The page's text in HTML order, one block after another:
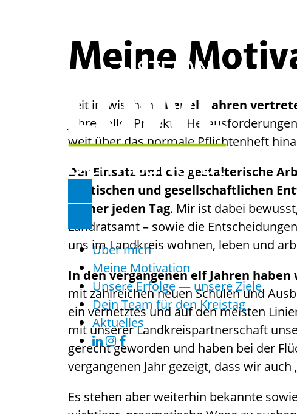
Über mich
Meine Motivation
Unsere Erfolge — unsere Ziele
Dein Team für den Kreistag
Aktuelles
Meine
Seit inzwischen über elf Jahren
Jahre voller Projekte,
weit über das normale Pflichtenheft
Der Einsatz und die gestalterische
politischen und gesellschaftlichen
immer jeden Tag. Mir ist dabei
Landratsamt – sowie die
uns im Landkreis wohnen, leben und
In den vergangenen elf Jahren
mit zahlreichen neuen Schulen und
ein vernetztes und auf den meisten
mit unserer Landkreispartnerschaft
gerecht geworden und haben bei der
vergangenen Jahr gezeigt, dass wir auch
Es stehen aber weiterhin bekannte